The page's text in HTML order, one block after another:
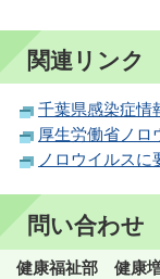
関連リンク
千葉県感染症情
厚生労働省ノロ
ノロウイルスに
問い合わせ
健康福祉部 健康